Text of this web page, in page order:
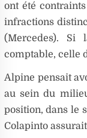
ont été
infractions
(Mercedes). Si
comptable, celle
Alpine pensait
au sein du
position, dans le
Colapinto